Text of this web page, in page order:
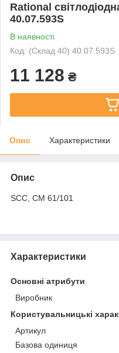
Rational
40.07.593S
В наявності
Код: (Склад 40) 40.07.593S
11 128 ₴
Опис Характеристики
Опис
SCC, CM 61/101
Характеристики
Основні атрибути
Виробник
Користувальницькі
Артикул
Базова одиниця